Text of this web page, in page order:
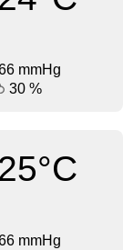
mmHg
30 %
mmHg